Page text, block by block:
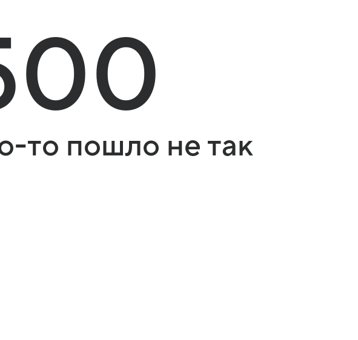
то пошло не так